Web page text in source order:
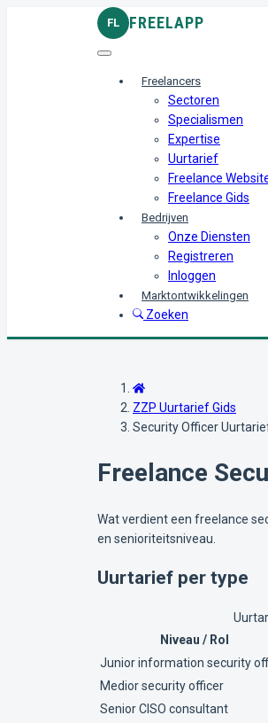
FL FREELAPP
Freelancers
Sectoren
Specialismen
Expertise
Uurtarief
Freelance
Freelance Gids
Bedrijven
Onze Diensten
Registreren
Inloggen
Marktontwikkelingen
Zoeken
ZZP Uurtarief Gids
Security Officer
Freelance
Wat verdient een freelance
en senioriteitsniveau.
Uurtarief per type
Niveau / Rol
Junior information security
Medior security officer
Senior CISO consultant